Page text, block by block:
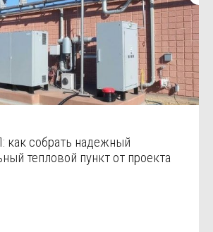
собрать надежный
тепловой пункт от проекта